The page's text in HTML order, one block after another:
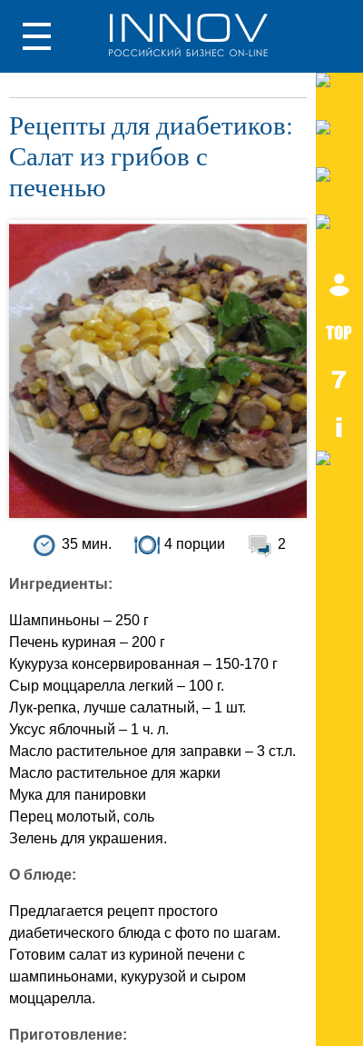
Рецепты для диабетиков:
Салат из грибов с
печенью
35 мин. 4 порции 2
Ингредиенты:
Шампиньоны – 250 г
Печень куриная – 200 г
Кукуруза консервированная – 150-170 г
Сыр моццарелла легкий – 100 г.
Лук-репка, лучше салатный, – 1 шт.
Уксус яблочный – 1 ч. л.
Масло растительное для заправки – 3 ст.л.
Масло растительное для жарки
Мука для панировки
Перец молотый, соль
Зелень для украшения.
О блюде:
Предлагается рецепт простого
диабетического блюда с фото по шагам.
Готовим салат из куриной печени с
шампиньонами, кукурузой и сыром
моццарелла.
Приготовление: